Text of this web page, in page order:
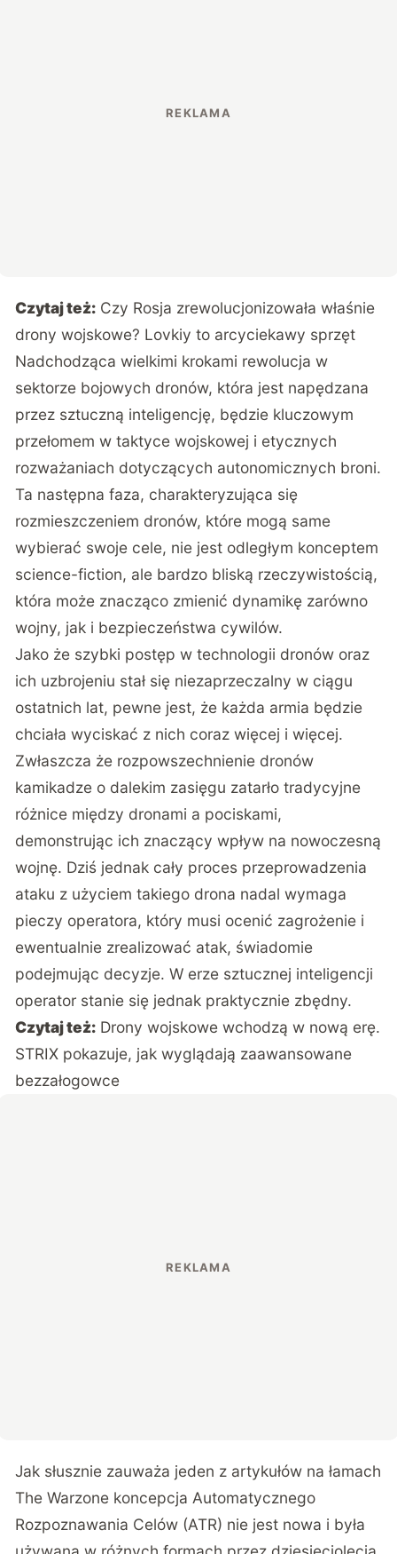
Czytaj też: Czy Rosja zrewolucjonizowała właśnie
drony wojskowe? Lovkiy to arcyciekawy sprzęt
Nadchodząca wielkimi krokami rewolucja w
sektorze bojowych dronów, która jest napędzana
przez sztuczną inteligencję, będzie kluczowym
przełomem w taktyce wojskowej i etycznych
rozważaniach dotyczących autonomicznych broni.
Ta następna faza, charakteryzująca się
rozmieszczeniem dronów, które mogą same
wybierać swoje cele, nie jest odległym konceptem
science-fiction, ale bardzo bliską rzeczywistością,
która może znacząco zmienić dynamikę zarówno
wojny, jak i bezpieczeństwa cywilów.
Jako że szybki postęp w technologii dronów oraz
ich uzbrojeniu stał się niezaprzeczalny w ciągu
ostatnich lat, pewne jest, że każda armia będzie
chciała wyciskać z nich coraz więcej i więcej.
Zwłaszcza że rozpowszechnienie dronów
kamikadze o dalekim zasięgu zatarło tradycyjne
różnice między dronami a pociskami,
demonstrując ich znaczący wpływ na nowoczesną
wojnę. Dziś jednak cały proces przeprowadzenia
ataku z użyciem takiego drona nadal wymaga
pieczy operatora, który musi ocenić zagrożenie i
ewentualnie zrealizować atak, świadomie
podejmując decyzje. W erze sztucznej inteligencji
operator stanie się jednak praktycznie zbędny.
Czytaj też: Drony wojskowe wchodzą w nową erę.
STRIX pokazuje, jak wyglądają zaawansowane
bezzałogowce
Jak słusznie zauważa jeden z artykułów na łamach
The Warzone koncepcja Automatycznego
Rozpoznawania Celów (ATR) nie jest nowa i była